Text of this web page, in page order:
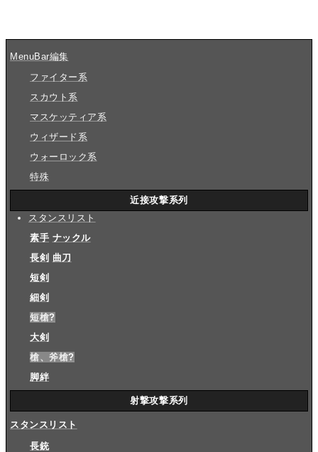
MenuBar編集
ファイター系
スカウト系
マスケッティア系
ウィザード系
ウォーロック系
特殊
近接攻撃系列
スタンスリスト
素手 ナックル
長剣 曲刀
短剣
細剣
短槍?
大剣
槍、斧槍?
脚絆
射撃攻撃系列
スタンスリスト
長銃